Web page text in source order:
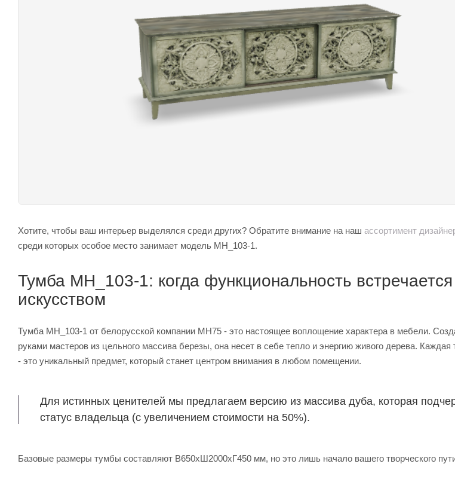
Хотите, чтобы ваш интерьер выделялся среди других? Обратите внимание на наш ассортимент
среди которых особое место занимает модель MH_103-1.
Тумба MH_103-1: когда функциональность
искусством
Тумба MH_103-1 от белорусской компании MH75 - это настоящее воплощение характера в мебели.
руками мастеров из цельного массива березы, она несет в себе тепло и энергию живого дерева. Каждая
- это уникальный предмет, который станет центром внимания в любом помещении.
Для истинных ценителей мы предлагаем версию из массива дуба, которая
статус владельца (с увеличением стоимости на 50%).
Базовые размеры тумбы составляют В650хШ2000хГ450 мм, но это лишь начало вашего творческого